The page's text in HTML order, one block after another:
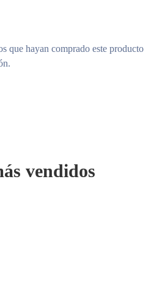
que hayan comprado este producto
vendidos